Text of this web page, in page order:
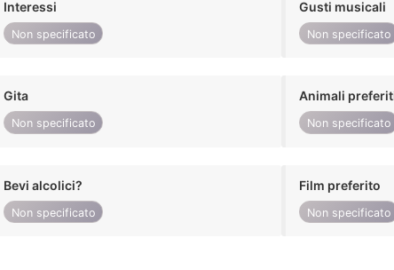
Interessi
Non specificato
Gusti musicali
Non specificato
Gita
Non specificato
Animali
Non specificato
Bevi alcolici?
Non specificato
Film preferito
Non specificato